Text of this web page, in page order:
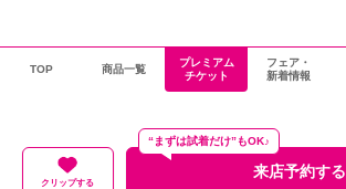
TOP 商品一覧
プレミアム
チケット
フェア・
新着情報
クリップする
来店予約する
“まずは試着だけ”もOK♪